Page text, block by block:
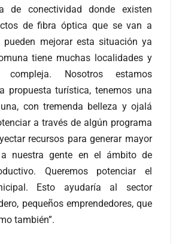
de conectividad donde existen
de fibra óptica que se van a
pueden mejorar esta situación ya
tiene muchas localidades y
Nosotros estamos
propuesta turística, tenemos una
con tremenda belleza y ojalá
a través de algún programa
recursos para generar mayor
a nuestra gente en el ámbito de
Queremos potenciar el
Esto ayudaría al sector
pequeños emprendedores, que
también”.